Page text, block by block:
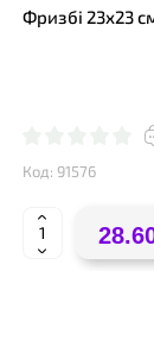
Фризбі 23х23
Код: 91576